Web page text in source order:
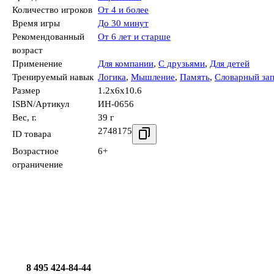
Количество игроков От 4 и более
Время игры
До 30 минут
Рекомендованный
возраст
От 6 лет и старше
Применение Для компании, С друзьями, Для детей
Тренируемый навык Логика, Мышление, Память, Словарный
Размер
1.2x6x10.6
ISBN/Артикул
ИН-0656
Вес, г.
39 г
ID товара
2748175
Возрастное
ограничение
6+
8 495 424-84-44